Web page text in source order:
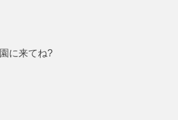
に来てね?